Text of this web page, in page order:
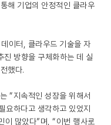
해 기업의 안정적인 클라우
이터, 클라우드 기술을 자
방향을 구체화하는 데 실
했다.
“지속적인 성장을 위해서
요하다고 생각하고 있었지
이 많았다”며, “이번 행사로